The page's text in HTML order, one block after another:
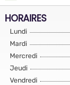
HORAIRES
Lundi
Mardi
Mercredi
Jeudi
Vendredi